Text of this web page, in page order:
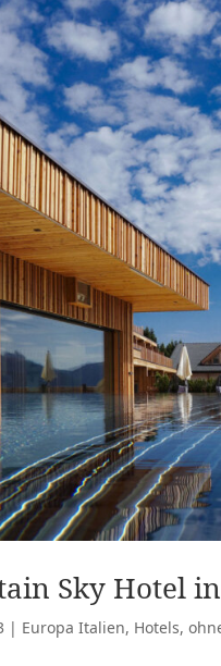
Sky Hotel
| Europa Italien, Hotels,